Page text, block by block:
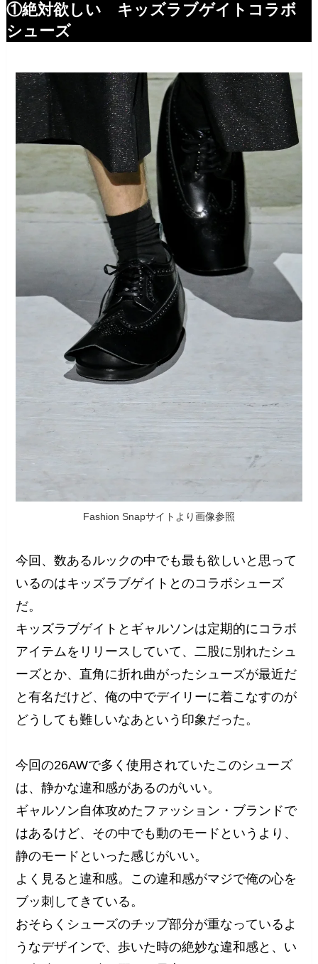
①絶対欲しい キッズラブゲイトコラボ
シューズ
Fashion Snapサイトより画像参照
今回、数あるルックの中でも最も欲しいと思って
いるのはキッズラブゲイトとのコラボシューズ
だ。
キッズラブゲイトとギャルソンは定期的にコラボ
アイテムをリリースしていて、二股に別れたシュ
ーズとか、直角に折れ曲がったシューズが最近だ
と有名だけど、俺の中でデイリーに着こなすのが
どうしても難しいなあという印象だった。
今回の26AWで多く使用されていたこのシューズ
は、静かな違和感があるのがいい。
ギャルソン自体攻めたファッション・ブランドで
はあるけど、その中でも動のモードというより、
静のモードといった感じがいい。
よく見ると違和感。この違和感がマジで俺の心を
ブッ刺してきている。
おそらくシューズのチップ部分が重なっているよ
うなデザインで、歩いた時の絶妙な違和感と、い